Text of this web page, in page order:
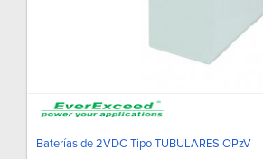
Baterías de 2VDC Tipo TUBULARES OPzV